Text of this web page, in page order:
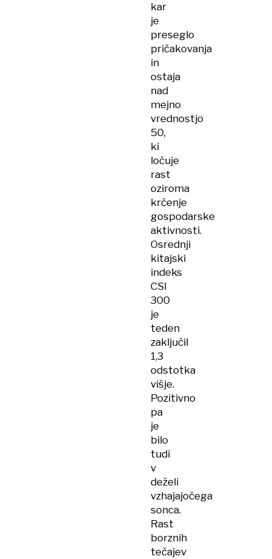
kar
je
preseglo
pričakovanja
in
ostaja
nad
mejno
vrednostjo
50,
ki
ločuje
rast
oziroma
krčenje
gospodarske
aktivnosti.
Osrednji
kitajski
indeks
CSI
300
je
teden
zaključil
1,3
odstotka
višje.
Pozitivno
pa
je
bilo
tudi
v
deželi
vzhajajočega
sonca.
Rast
borznih
tečajev